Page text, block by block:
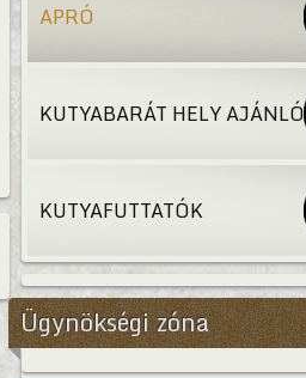
APRÓ
KUTYABARÁT HELY AJÁNLÓ
KUTYAFUTTATÓK
Ügynökségi zóna